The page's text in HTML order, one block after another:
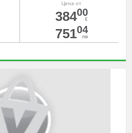
Цена от
38400
€
75104
лв